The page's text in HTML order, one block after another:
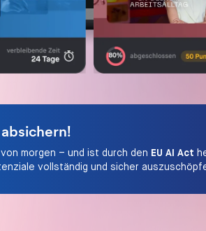
morgen – und ist durch den EU AI Act
vollständig und sicher